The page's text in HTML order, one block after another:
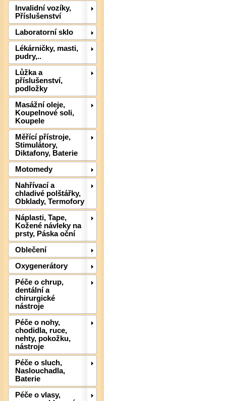
Invalidní vozíky,
Příslušenství
Laboratorní sklo
Lékárničky, masti,
pudry,..
Lůžka a
příslušenství,
podložky
Masážní oleje,
Koupelnové soli,
Koupele
Měřící přístroje,
Stimulátory,
Diktafony, Baterie
Motomedy
Nahřívací a
chladivé polštářky,
Obklady, Termofory
Náplasti, Tape,
Kožené návleky na
prsty, Páska oční
Oblečení
Oxygenerátory
Péče o chrup,
dentální a
chirurgické
nástroje
Péče o nohy,
chodidla, ruce,
nehty, pokožku,
nástroje
Péče o sluch,
Naslouchadla,
Baterie
Péče o vlasy,